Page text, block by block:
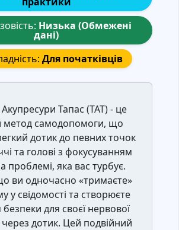
Низька (Обмежені
дані)
Для початківців
Акупресури Тапас (ТАТ) - це
метод самодопомоги, що
дотик до певних точок
та голові з фокусуванням
проблемі, яка вас турбує.
ви одночасно «тримаєте»
у свідомості та створюєте
безпеки для своєї нервової
дотик. Цей подвійний